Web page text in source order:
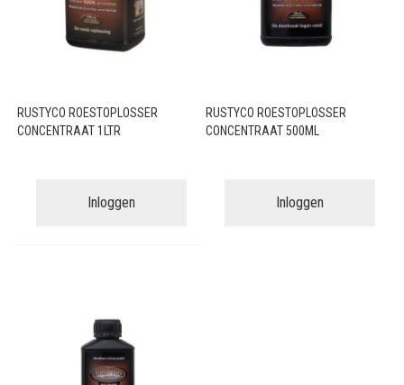
RUSTYCO ROESTOPLOSSER
CONCENTRAAT 1LTR
Inloggen
RUSTYCO ROESTOPLOSSER
CONCENTRAAT 500ML
Inloggen